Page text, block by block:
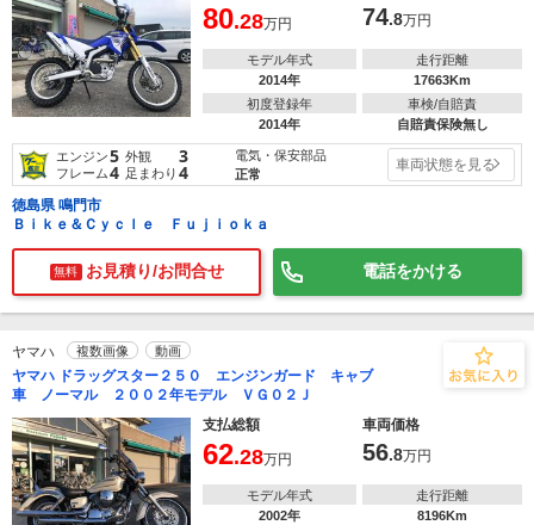
80.28万円 74.8万円
モデル年式
2014年
走行距離
17663Km
初度登録年
2014年
車検/自賠責
自賠責保険無し
エンジン5 外観 3
フレーム4 足まわり 4
電気・保安部品
正常
車両状態を見る
徳島県 鳴門市
Ｂｉｋｅ＆Ｃｙｃｌｅ Ｆｕｊｉｏｋａ
無料 お見積り/お問合せ 電話をかける
ヤマハ 複数画像 動画
ヤマハ ドラッグスター２５０ エンジンガード キャブ
車 ノーマル ２００２年モデル ＶＧ０２Ｊ
支払総額
車両価格
62.28万円 56.8万円
モデル年式
2002年
走行距離
8196Km